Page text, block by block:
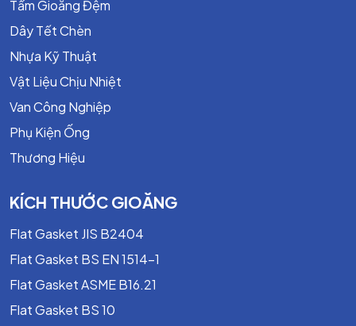
Tấm Gioăng Đệm
Dây Tết Chèn
Nhựa Kỹ Thuật
Vật Liệu Chịu Nhiệt
Van Công Nghiệp
Phụ Kiện Ống
Thương Hiệu
KÍCH THƯỚC GIOĂNG
Flat Gasket JIS B2404
Flat Gasket BS EN 1514-1
Flat Gasket ASME B16.21
Flat Gasket BS 10